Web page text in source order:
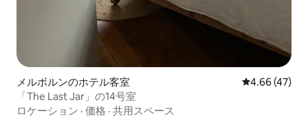
メルボルンのホテル客室 レビュー47
4.66 (47)
「The Last Jar」の14号室
ロケーション · 価格 · 共用スペース